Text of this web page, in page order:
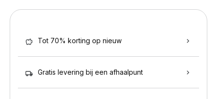
Tot 70% korting op nieuw
Gratis levering bij een afhaalpunt